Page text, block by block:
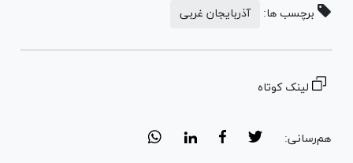
برچسب ها: آذربایجان غربی
لینک کوتاه
هم‌رسانی: